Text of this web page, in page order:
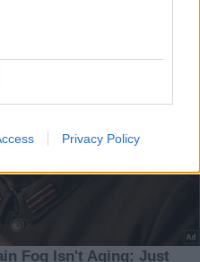
Privacy Policy